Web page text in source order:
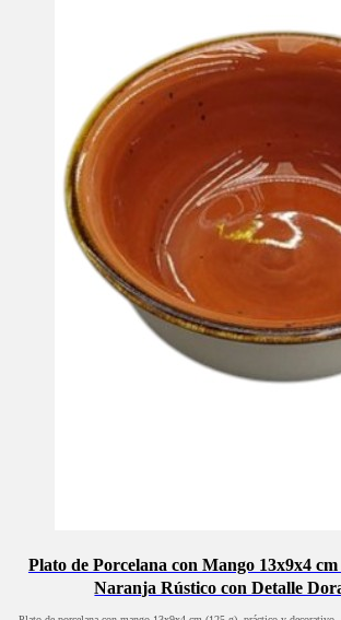
Plato de Porcelana con Mango 13x9x4
Naranja Rústico con Detalle